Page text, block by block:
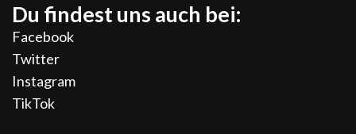
Du findest uns auch bei:
Facebook
Twitter
Instagram
TikTok